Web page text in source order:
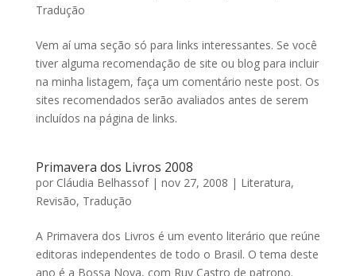
Tradução
Vem aí­ uma seção só para links interessantes. Se você
tiver alguma recomendação de site ou blog para incluir
na minha listagem, faça um comentário neste post. Os
sites recomendados serão avaliados antes de serem
incluí­dos na página de links.
Primavera dos Livros 2008
por Cláudia Belhassof| nov 27, 2008 | Literatura,
Revisão, Tradução
A Primavera dos Livros é um evento literário que reúne
editoras independentes de todo o Brasil. O tema deste
ano é a Bossa Nova, com Ruy Castro de patrono.